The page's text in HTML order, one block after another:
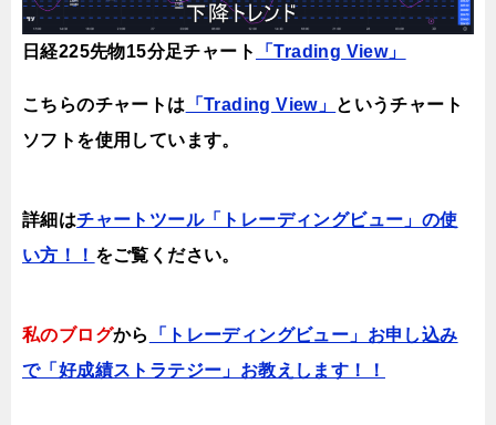
日経225先物15分足チャート 「Trading View」
こちらのチャートは 「Trading View」 というチャート
ソフトを使用しています。
詳細はチャートツール「トレーディングビュー」の使
い方！！ をご覧ください。
私のブログから
「トレーディングビュー」お申し込み
で「好成績ストラテジー」お教えします！！